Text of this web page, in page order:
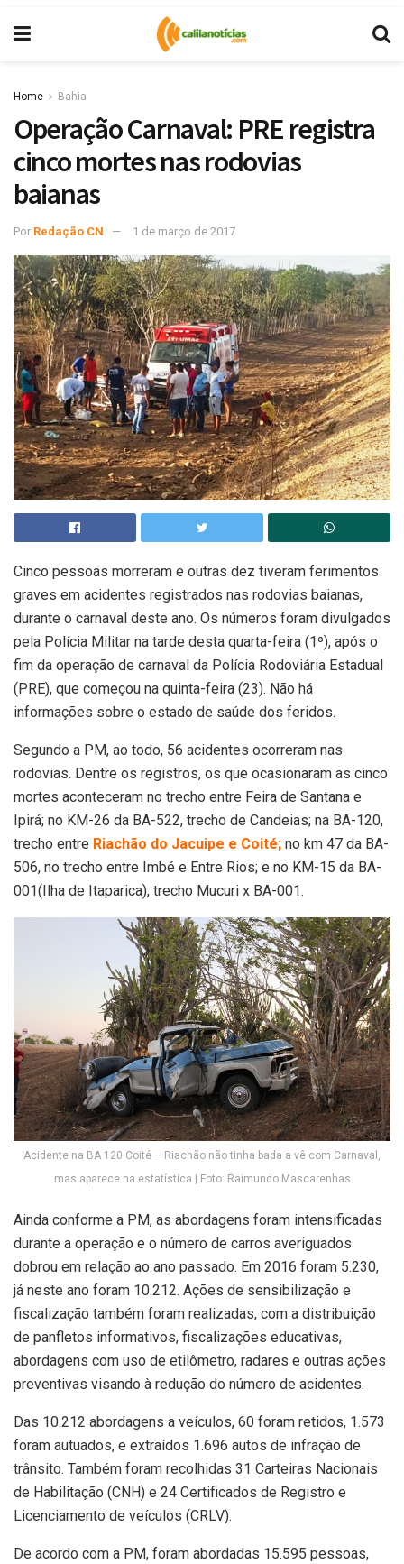
Home Bahia
Operação Carnaval: PRE registra
cinco mortes nas rodovias
baianas
Por Redação CN 1 de março de 2017
Cinco pessoas morreram e outras dez tiveram ferimentos
graves em acidentes registrados nas rodovias baianas,
durante o carnaval deste ano. Os números foram divulgados
pela Polícia Militar na tarde desta quarta-feira (1º), após o
fim da operação de carnaval da Polícia Rodoviária Estadual
(PRE), que começou na quinta-feira (23). Não há
informações sobre o estado de saúde dos feridos.
Segundo a PM, ao todo, 56 acidentes ocorreram nas
rodovias. Dentre os registros, os que ocasionaram as cinco
mortes aconteceram no trecho entre Feira de Santana e
Ipirá; no KM-26 da BA-522, trecho de Candeias; na BA-120,
trecho entre Riachão do Jacuipe e Coité; no km 47 da BA-
506, no trecho entre Imbé e Entre Rios; e no KM-15 da BA-
001(Ilha de Itaparica), trecho Mucuri x BA-001.
Acidente na BA 120 Coité – Riachão não tinha bada a vê com Carnaval,
mas aparece na estatística | Foto: Raimundo Mascarenhas
Ainda conforme a PM, as abordagens foram intensificadas
durante a operação e o número de carros averiguados
dobrou em relação ao ano passado. Em 2016 foram 5.230,
já neste ano foram 10.212. Ações de sensibilização e
fiscalização também foram realizadas, com a distribuição
de panfletos informativos, fiscalizações educativas,
abordagens com uso de etilômetro, radares e outras ações
preventivas visando à redução do número de acidentes.
Das 10.212 abordagens a veículos, 60 foram retidos, 1.573
foram autuados, e extraídos 1.696 autos de infração de
trânsito. Também foram recolhidas 31 Carteiras Nacionais
de Habilitação (CNH) e 24 Certificados de Registro e
Licenciamento de veículos (CRLV).
De acordo com a PM, foram abordadas 15.595 pessoas,